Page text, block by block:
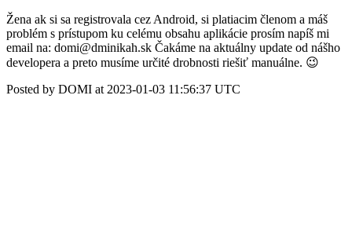
Žena ak si sa registrovala cez Android, si platiacim členom a máš
problém s prístupom ku celému obsahu aplikácie prosím napíš mi
email na: domi@dminikah.sk Čakáme na aktuálny update od nášho
developera a preto musíme určité drobnosti riešiť manuálne. 😉
Posted by DOMI at 2023-01-03 11:56:37 UTC